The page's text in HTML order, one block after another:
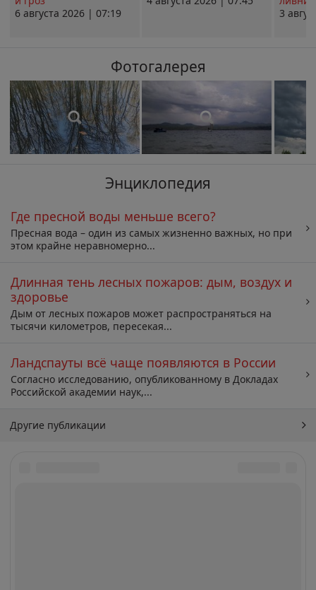
6 августа 2026 | 07:19
3
Фотогалерея
Энциклопедия
Где пресной воды меньше всего?
Пресная вода – один из самых жизненно важных, но при
этом крайне неравномерно...
Длинная тень лесных пожаров: дым, воздух и
здоровье
Дым от лесных пожаров может распространяться на
тысячи километров, пересекая...
Ландспауты всё чаще появляются в России
Согласно исследованию, опубликованному в Докладах
Российской академии наук,...
Другие публикации